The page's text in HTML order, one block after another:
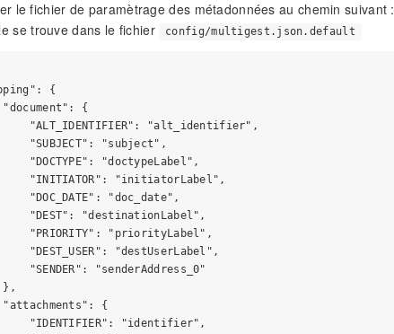
le fichier de paramètrage des métadonnées au chemin suivant :
se trouve dans le fichier config/multigest.json.default
{
{
"ALT_IDENTIFIER": "alt_identifier",
"SUBJECT": "subject",
"DOCTYPE": "doctypeLabel",
"INITIATOR": "initiatorLabel",
"DOC_DATE": "doc_date",
"DEST": "destinationLabel",
"PRIORITY": "priorityLabel",
"DEST_USER": "destUserLabel",
"SENDER": "senderAddress_0"
{
"IDENTIFIER": "identifier",